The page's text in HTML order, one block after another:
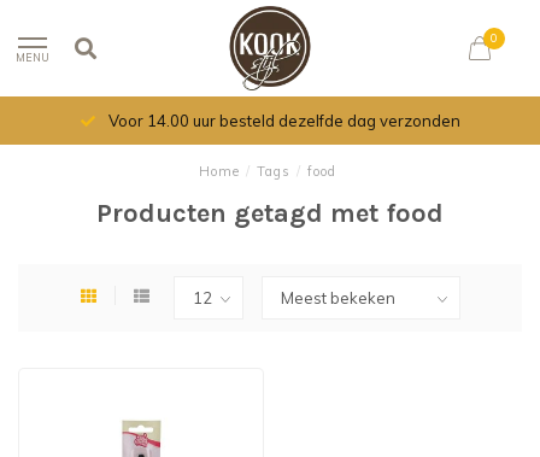
MENU
0
Voor 14.00 uur besteld dezelfde dag verzonden
Home / Tags / food
Producten getagd met food